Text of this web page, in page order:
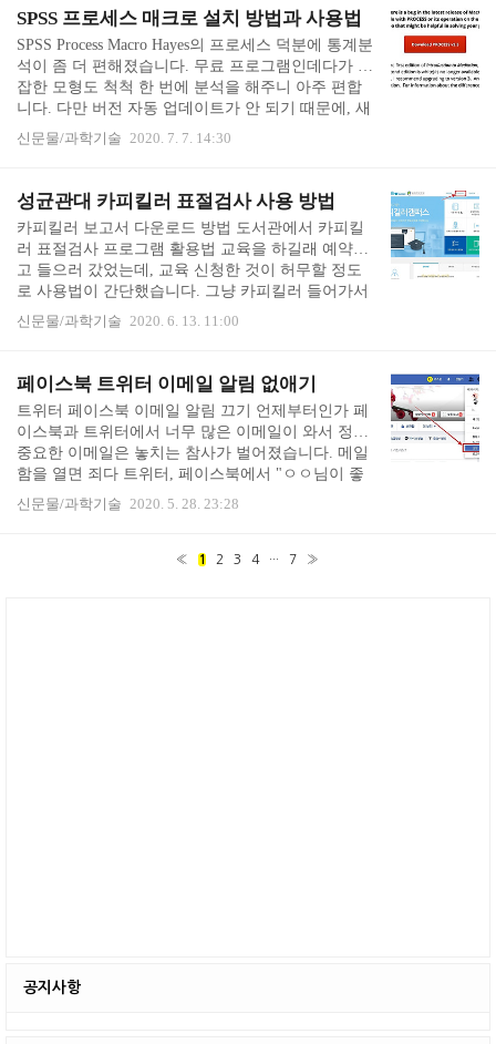
보카를 구입했습니다. 개정판과 이전판이 있으므로
개정판을 확인하고 다운로드 받으면 됩니다. 영단기
토익 기출보카 mp3도 다운로드 받았습니다. 다운 받
아보니, 30일 프로젝트에 맞게 파일도 일별로 구분되
어 있고, 한 파일 당 7분 정도였습니다. 가볍게 단어,
뜻, 예문을 들으면서 공부하니 도움이 되었어요. mp3
다운로드 받는데 스트레스..
SPSS 프로세스 매크로 설치 방법과 사용법
SPSS Process Macro Hayes의 프로세스 덕분에 통계분
석이 좀 더 편해졌습니다. 무료 프로그램인데다가 복
잡한 모형도 척척 한 번에 분석을 해주니 아주 편합
니다. 다만 버전 자동 업데이트가 안 되기 때문에, 새
버전이 나왔는지 확인하고 종종 새로 설치해 주어야
합니다. 프로세스 매크로 설치 방법은 아주 간단한데
다음에 설치할 때 보고 하려고 글로 남겨둡니다. 1단
계. Process Macro Download 먼저 프로세스 매크로 사
이트에서 최신 버전을 다운로드 받습니다. 간혹 논문
심사에서 최신 버전이 나와 있는데 왜 구버전을 썼
죠? 라고 질문하시거나 지적하시는 경우도 있으니,
사이트에서 최신 버전을 다운로드 받는 것이 좋습니
다. 유료 프로그..
신문물/과학기술 2020. 7. 7. 14:30
성균관대 카피킬러 표절검사 사용 방법
카피킬러 보고서 다운로드 방법 도서관에서 카피킬
러 표절검사 프로그램 활용법 교육을 하길래 예약하
고 들으러 갔었는데, 교육 신청한 것이 허무할 정도
로 사용법이 간단했습니다. 그냥 카피킬러 들어가서
파일 업로드하면 표절율이 딱 나옵니다. 대부분 대학
교가 카피킬러와 연계하여 무료로 표절검사를 제공
로 로그인을 합니다. (도서관과 통합 ID라 다 똑같습
니다) 처음 로그인을 하면 상단이 학생포털이 아니라
교육정보포털로 열릴 수 있습니다. 학생포털로 바꿔
줍니다. 학생포털 우측 하단에 표절검사가 있습니다.
카피킬러 이용 방법 먼저 처음 사용하는 경우 약관에
동의합니다. 필수만 있는 것이 아니라 선택도 하나
있습니다. 전체동의를 하지 않고 아래로 넘기며 필수
신문물/과학기술 2020. 6. 13. 11:00
페이스북 트위터 이메일 알림 없애기
트위터 페이스북 이메일 알림 끄기 언제부터인가 페
이스북과 트위터에서 너무 많은 이메일이 와서 정작
중요한 이메일은 놓치는 참사가 벌어졌습니다. 메일
함을 열면 죄다 트위터, 페이스북에서 "ㅇㅇ님이 좋
아요를 눌렀어요." "ㅇㅇ님이 무슨 글을 올렸어요."
등의 꼭 이메일로 알려주지 않아도 될 내용들이었습
림을 끕니다. 페이스북 이메일 알림 끄기 우측 상단
신문물/과학기술 2020. 5. 28. 23:28
« 1 2 3 4 ··· 7 »
공지사항